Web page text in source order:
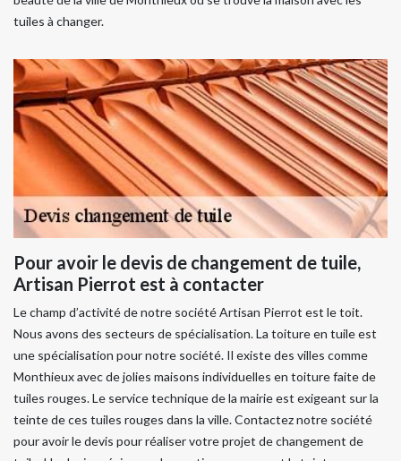
tuiles à changer.
Pour avoir le devis de changement de tuile,
Artisan Pierrot est à contacter
Le champ d’activité de notre société Artisan Pierrot est le toit.
Nous avons des secteurs de spécialisation. La toiture en tuile est
une spécialisation pour notre société. Il existe des villes comme
Monthieux avec de jolies maisons individuelles en toiture faite de
tuiles rouges. Le service technique de la mairie est exigeant sur la
teinte de ces tuiles rouges dans la ville. Contactez notre société
pour avoir le devis pour réaliser votre projet de changement de